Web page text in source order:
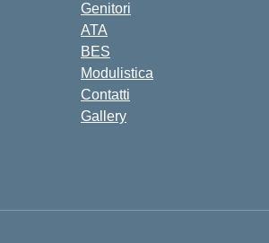
Genitori
ATA
BES
Modulistica
Contatti
Gallery